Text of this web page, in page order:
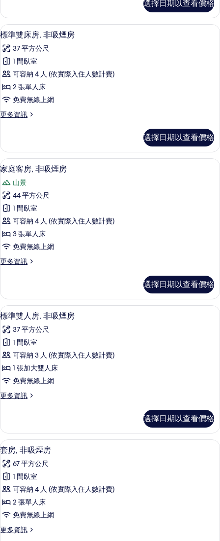
煙
房
的
所
有
相
片
雙
人
房,
吸
煙
的
詳
情
選擇日期以查看價格
顯
示
標
準
雙
床
房,
非
煙
房
的
所
有
相
片
高級寢具、羽絨被、迷你吧、客房內保
4
標準雙床房, 非吸煙房
37 平方公尺
1 間臥室
可容納 4 人 (依實際入住人數計費)
2 張單人床
免費無線上網
更多資訊
更
雙
床
房,
非
吸
煙
房
的
詳
情
選擇日期以查看價格
顯
示
家
庭
客
房,
非
吸
煙
的
所
有
相
片
家庭客房, 非吸煙房 | 高級寢具、羽絨
6
家庭客房, 非吸煙房
山景
44 平方公尺
1 間臥室
可容納 4 人 (依實際入住人數計費)
3 張單人床
免費無線上網
更多資訊
更
客
房,
非
煙
房
詳
情
選擇日期以查看價格
顯
示
標
準
雙
人
房,
非
煙
房
的
所
有
相
片
高級寢具、羽絨被、迷你吧、客房內保
3
標準雙人房, 非吸煙房
37 平方公尺
1 間臥室
可容納 3 人 (依實際入住人數計費)
1 張加大雙人床
免費無線上網
更多資訊
更
雙
人
房,
吸
煙
的
詳
情
選擇日期以查看價格
顯
示
套
房,
非
吸
煙
房
套房, 非吸煙房 | 高級寢具、羽絨被、
8
套房, 非吸煙房
67 平方公尺
1 間臥室
可容納 4 人 (依實際入住人數計費)
2 張單人床
免費無線上網
更多資訊
更